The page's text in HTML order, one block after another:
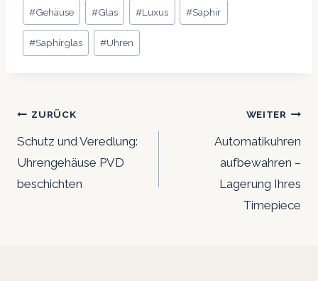
Schlagworte:
#Gehäuse #Glas #Luxus #Saphir
#Saphirglas #Uhren
Beitrags-
Navigation
ZURÜCK
Schutz und Veredlung:
Uhrengehäuse PVD
beschichten
WEITER
Automatikuhren
aufbewahren –
Lagerung Ihres
Timepiece